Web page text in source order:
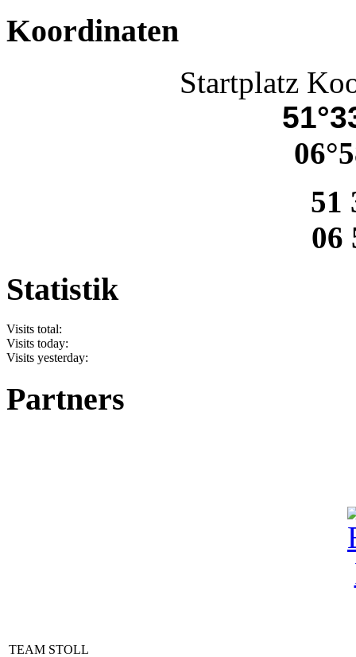
Koordinaten
Startplatz
51
06
Statistik
Visits total:
Visits today:
Visits yesterday:
Partners
TEAM STOLL